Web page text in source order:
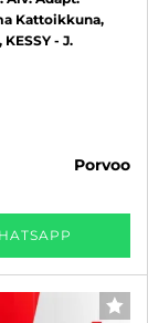
Kattoikkuna,
- J.
porvoo